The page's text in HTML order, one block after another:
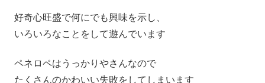
好奇心旺盛で何にでも興味を示し、
いろいろなことをして遊んでいます
ペネロペはうっかりやさんなので
たくさんのかわいい失敗をしてしまいます